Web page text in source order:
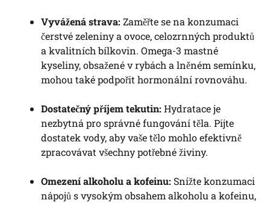
Vyvážená strava: Zaměřte se na konzumaci
čerstvé zeleniny a ovoce, celozrnných produktů
a kvalitních bílkovin. Omega-3 mastné
kyseliny, obsažené v rybách a lněném semínku,
mohou také podpořit hormonální rovnováhu.
Dostatečný příjem tekutin: Hydratace je
nezbytná pro správné fungování těla. Pijte
dostatek vody, aby vaše tělo mohlo efektivně
zpracovávat všechny potřebné živiny.
Omezení alkoholu a kofeinu: Snížte konzumaci
nápojů s vysokým obsahem alkoholu a kofeinu,